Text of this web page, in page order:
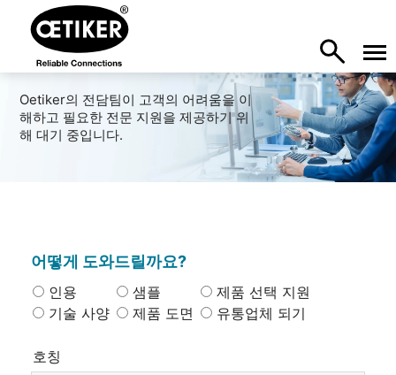
Oetiker의 전담팀이 고객의 어려움을 이
해하고 필요한 전문 지원을 제공하기 위
해 대기 중입니다.
어떻게 도와드릴까요?
인용 샘플
제품 선택 지원
기술 사양
제품 도면 유통업체 되기
호칭